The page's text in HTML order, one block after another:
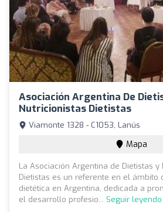
Asociación Argentina De
Nutricionistas Dietistas
Viamonte 1328 - C1053, Lanús
Mapa
La Asociación Argentina de Dietistas y
Dietistas es un referente en el ámbito
dietética en Argentina, dedicada a
el desarrollo profesio... Seguir leyendo